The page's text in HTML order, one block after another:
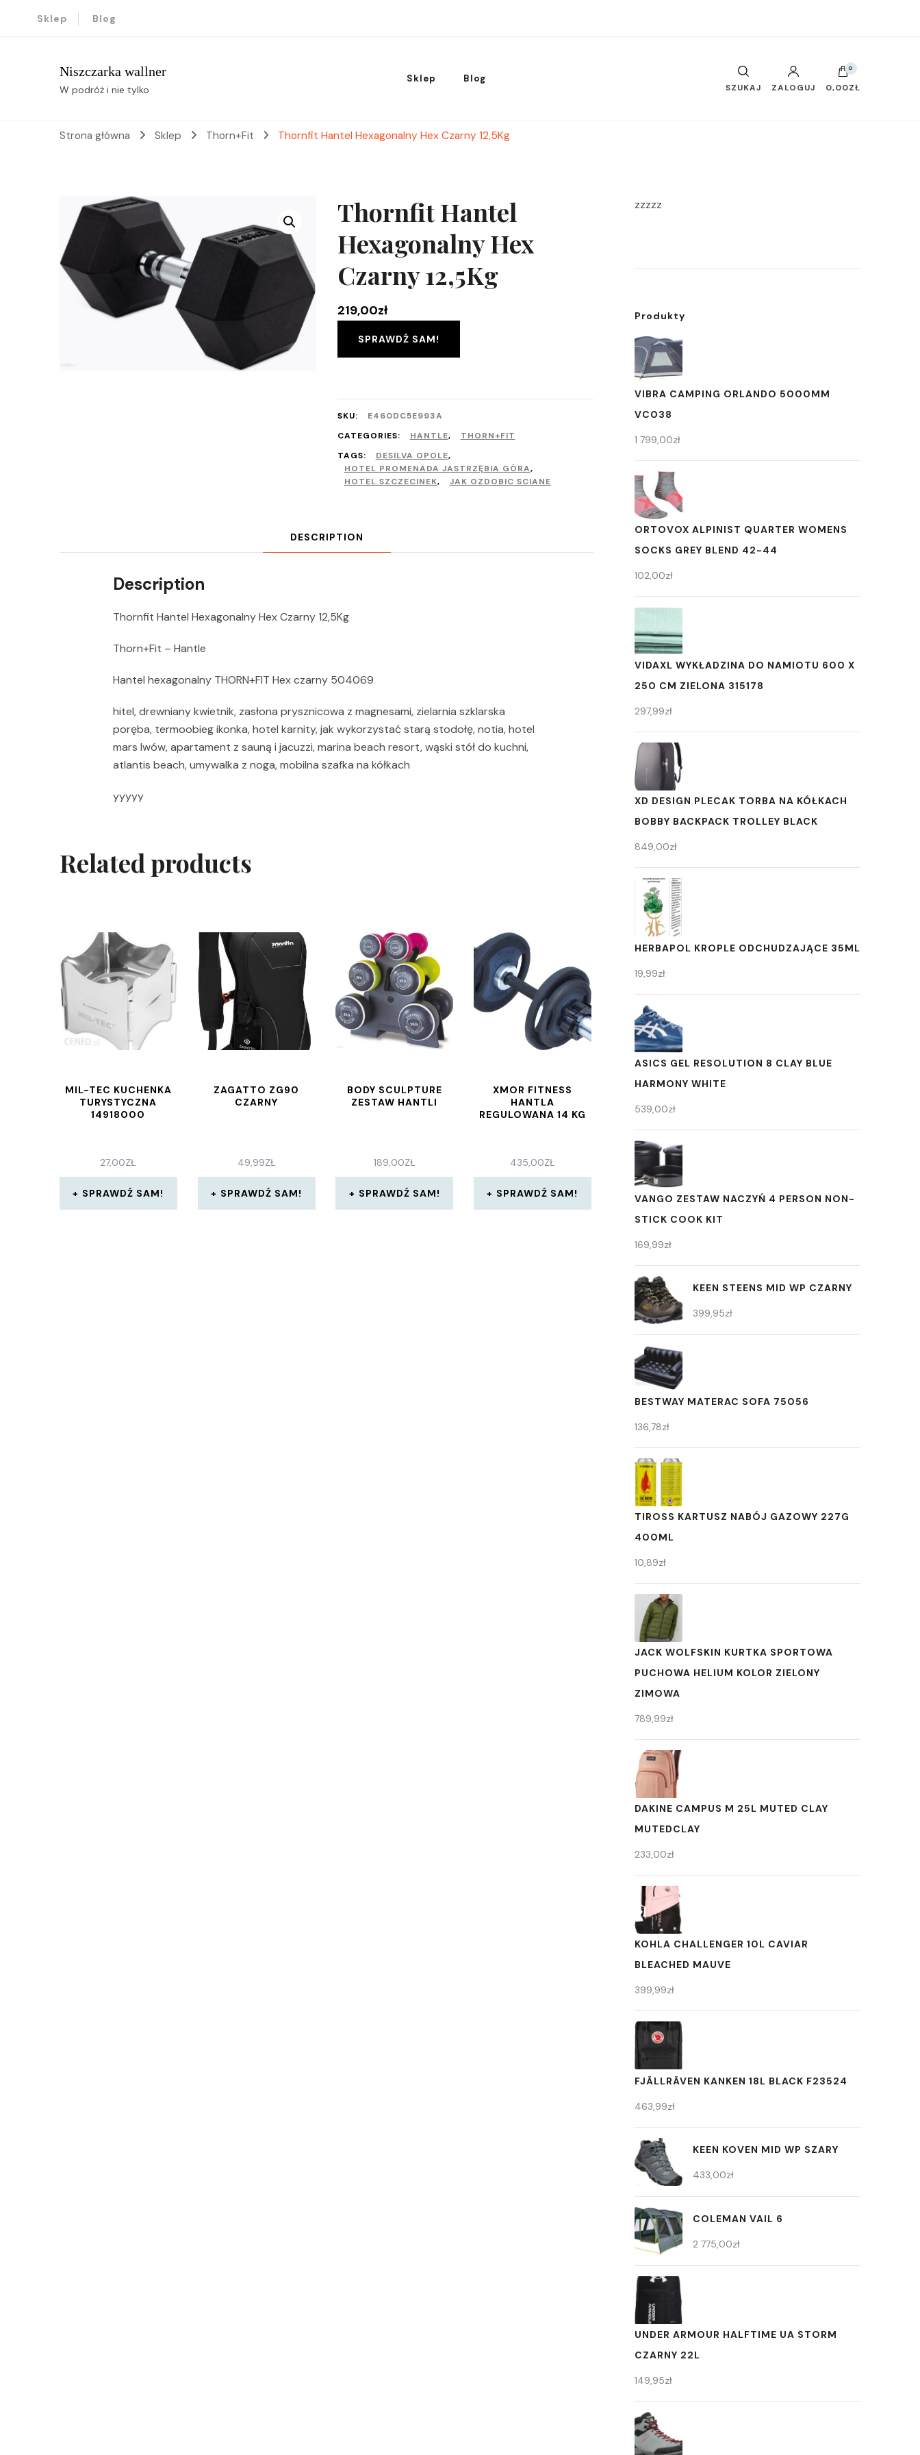
Sklep Blog
Niszczarka wallner
W podróż i nie tylko
Sklep Blog
SZUKAJ ZALOGUJ
0
0,00ZŁ
Strona główna Sklep Thorn+Fit Thornfit Hantel Hexagonalny Hex Czarny 12,5Kg
Thornfit Hantel
Hexagonalny Hex
Czarny 12,5Kg
219,00zł
SPRAWDŹ SAM!
SKU:
E460DC5E993A
CATEGORIES:
HANTLE,
THORN+FIT
TAGS:
DESILVA OPOLE,
HOTEL PROMENADA JASTRZĘBIA GÓRA,
HOTEL SZCZECINEK, JAK OZDOBIC SCIANE
DESCRIPTION
Description
Thornfit Hantel Hexagonalny Hex Czarny 12,5Kg
Thorn+Fit – Hantle
Hantel hexagonalny THORN+FIT Hex czarny 504069
hitel, drewniany kwietnik, zasłona prysznicowa z magnesami, zielarnia szklarska
poręba, termoobieg ikonka, hotel karnity, jak wykorzystać starą stodołę, notia, hotel
mars lwów, apartament z sauną i jacuzzi, marina beach resort, wąski stół do kuchni,
atlantis beach, umywalka z noga, mobilna szafka na kółkach
yyyyy
Related products
MIL-TEC KUCHENKA
TURYSTYCZNA
14918000
27,00ZŁ
SPRAWDŹ SAM!
ZAGATTO ZG90
CZARNY
49,99ZŁ
SPRAWDŹ SAM!
BODY SCULPTURE
ZESTAW HANTLI
189,00ZŁ
SPRAWDŹ SAM!
XMOR FITNESS
HANTLA
REGULOWANA 14 KG
435,00ZŁ
SPRAWDŹ SAM!
zzzzz
Produkty
VIBRA CAMPING ORLANDO 5000MM
VC038
1 799,00zł
ORTOVOX ALPINIST QUARTER WOMENS
SOCKS GREY BLEND 42-44
102,00zł
VIDAXL WYKŁADZINA DO NAMIOTU 600 X
250 CM ZIELONA 315178
297,99zł
XD DESIGN PLECAK TORBA NA KÓŁKACH
BOBBY BACKPACK TROLLEY BLACK
849,00zł
HERBAPOL KROPLE ODCHUDZAJĄCE 35ML
19,99zł
ASICS GEL RESOLUTION 8 CLAY BLUE
HARMONY WHITE
539,00zł
VANGO ZESTAW NACZYŃ 4 PERSON NON-
STICK COOK KIT
169,99zł
KEEN STEENS MID WP CZARNY
399,95zł
BESTWAY MATERAC SOFA 75056
136,78zł
TIROSS KARTUSZ NABÓJ GAZOWY 227G
400ML
10,89zł
JACK WOLFSKIN KURTKA SPORTOWA
PUCHOWA HELIUM KOLOR ZIELONY
ZIMOWA
789,99zł
DAKINE CAMPUS M 25L MUTED CLAY
MUTEDCLAY
233,00zł
KOHLA CHALLENGER 10L CAVIAR
BLEACHED MAUVE
399,99zł
FJÄLLRÄVEN KANKEN 18L BLACK F23524
463,99zł
KEEN KOVEN MID WP SZARY
433,00zł
COLEMAN VAIL 6
2 775,00zł
UNDER ARMOUR HALFTIME UA STORM
CZARNY 22L
149,95zł